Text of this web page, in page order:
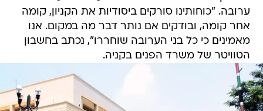
ערובה. "כוחותינו סורקים ביסודיות את הקניון, קומה
אחר קומה, ובודקים אם נותר דבר מה במקום. אנו
מאמינים כי כל בני הערובה שוחררו", נכתב בחשבון
הטוויטר של משרד הפנים בקניה.